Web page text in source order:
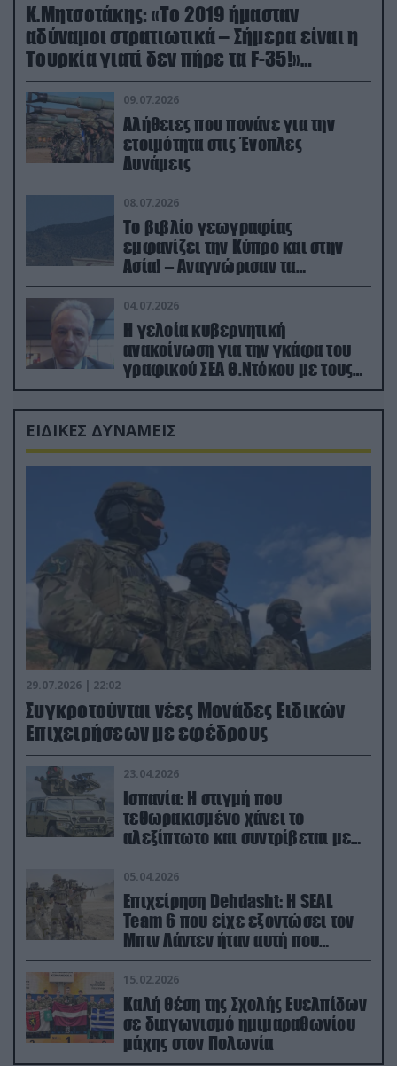
Κ.Μητσοτάκης: «Το 2019 ήμασταν
αδύναμοι στρατιωτικά – Σήμερα είναι η
Τουρκία γιατί δεν πήρε τα F-35!»
(βίντεο)
09.07.2026
Αλήθειες που πονάνε για την
ετοιμότητα στις Ένοπλες
Δυνάμεις
08.07.2026
Το βιβλίο γεωγραφίας
εμφανίζει την Κύπρο και στην
Ασία! – Αναγνώρισαν τα
κατεχόμενα; (φωτο)
04.07.2026
Η γελοία κυβερνητική
ανακοίνωση για την γκάφα του
γραφικού ΣΕΑ Θ.Ντόκου με τους
Ρώσους φαρσέρ
ΕΙΔΙΚΕΣ ΔΥΝΑΜΕΙΣ
29.07.2026 | 22:02
Συγκροτούνται νέες Μονάδες Ειδικών
Επιχειρήσεων με εφέδρους
23.04.2026
Ισπανία: Η στιγμή που
τεθωρακισμένο χάνει το
αλεξίπτωτο και συντρίβεται με
ορμή στο έδαφος (βίντεο)
05.04.2026
Επιχείρηση Dehdasht: Η SEAL
Team 6 που είχε εξοντώσει τον
Μπιν Λάντεν ήταν αυτή που
διέσωσε τον πιλότο του F-15
15.02.2026
Καλή θέση της Σχολής Ευελπίδων
σε διαγωνισμό ημιμαραθωνίου
μάχης στον Πολωνία